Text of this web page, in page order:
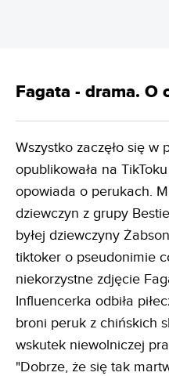
Fagata - drama. O
Wszystko zaczęło się w
opublikowała na
opowiada o perukach.
dziewczyn z grupy
byłej dziewczyny
tiktoker o pseudonimie
niekorzystne zdjęcie
Influencerka odbiła
broni peruk z chińskich
wskutek niewolniczej
"Dobrze, że się tak